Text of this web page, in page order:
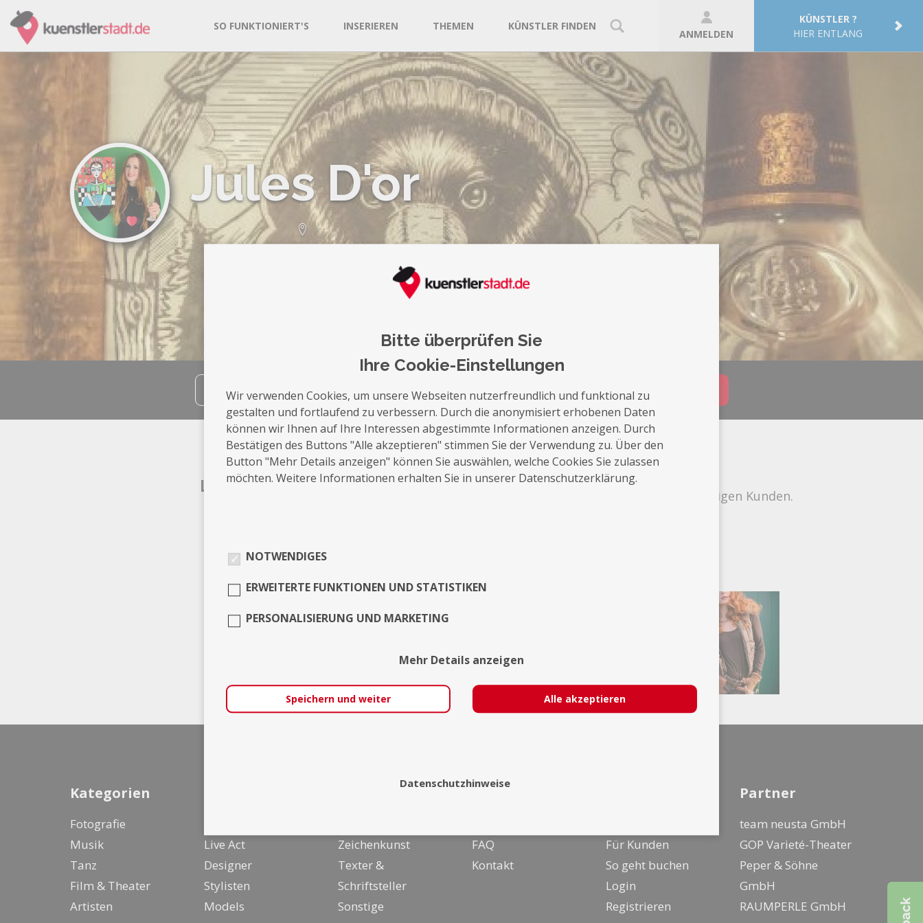
SO FUNKTIONIERT'S INSERIEREN THEMEN KÜNSTLER FINDEN
ANMELDEN
KÜNSTLER ?
HIER ENTLANG
Jules D'or
teilen auf die Merkliste Nachricht schreiben Buchungsanfrage
Info
Leistungen
Über Mich
Hallo, ich bin Jules.
Ich suche den Austausch mit anderen Künstlern und zukünftigen Kunden.
Kategorien
Fotografie
Musik
Tanz
Film & Theater
Artisten
Live Act
Designer
Stylisten
Models
Zeichenkunst
Texter &
Schriftsteller
Sonstige
Über uns
FAQ
Kontakt
Für Kunden
So geht buchen
Login
Registrieren
Partner
team neusta GmbH
GOP Varieté-Theater
Peper & Söhne
GmbH
RAUMPERLE GmbH
Bitte überprüfen Sie
Ihre Cookie-Einstellungen
Wir verwenden Cookies, um unsere Webseiten nutzerfreundlich und funktional zu
gestalten und fortlaufend zu verbessern. Durch die anonymisiert erhobenen Daten
können wir Ihnen auf Ihre Interessen abgestimmte Informationen anzeigen. Durch
Bestätigen des Buttons "Alle akzeptieren" stimmen Sie der Verwendung zu. Über den
Button "Mehr Details anzeigen" können Sie auswählen, welche Cookies Sie zulassen
möchten. Weitere Informationen erhalten Sie in unserer Datenschutzerklärung.
NOTWENDIGES
ERWEITERTE FUNKTIONEN UND STATISTIKEN
PERSONALISIERUNG UND MARKETING
Mehr Details anzeigen
Speichern und weiter Alle akzeptieren
Datenschutzhinweise